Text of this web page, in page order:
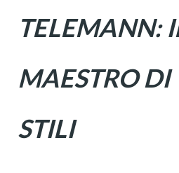
TELEMANN:
MAESTRO DI
STILI